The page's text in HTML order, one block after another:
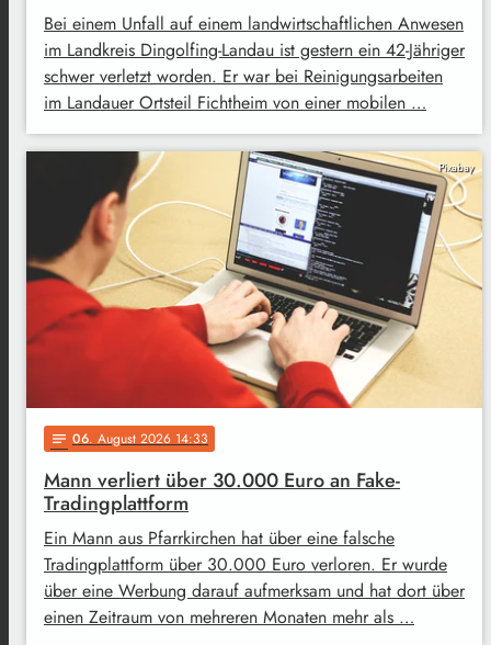
Bei einem Unfall auf einem landwirtschaftlichen Anwesen
im Landkreis Dingolfing-Landau ist gestern ein 42-Jähriger
schwer verletzt worden. Er war bei Reinigungsarbeiten
im Landauer Ortsteil Fichtheim von einer mobilen …
Pixabay
notes 06. August 2026 14:33
Mann verliert über 30.000 Euro an Fake-
Tradingplattform
Ein Mann aus Pfarrkirchen hat über eine falsche
Tradingplattform über 30.000 Euro verloren. Er wurde
über eine Werbung darauf aufmerksam und hat dort über
einen Zeitraum von mehreren Monaten mehr als …